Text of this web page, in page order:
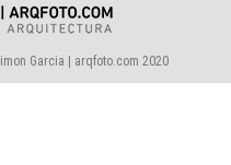
Garcia | arqfoto.com 2020